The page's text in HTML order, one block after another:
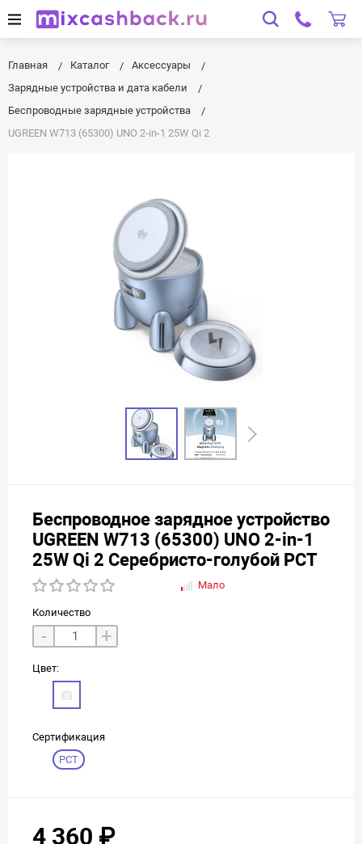
Главная Каталог
Аксессуары
Зарядные устройства и дата кабели
Беспроводные зарядные устройства
UGREEN W713 (65300) UNO 2-in-1 25W Qi 2
Беспроводное зарядное устройство
UGREEN W713 (65300) UNO 2-in-1
25W Qi 2 Серебристо-голубой РСТ
Мало
Количество
- +
Цвет:
Сертификация
РСТ
4 360 ₽